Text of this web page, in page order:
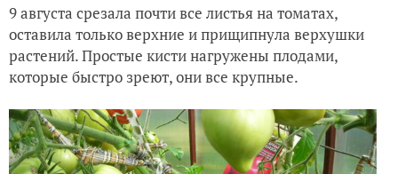
9 августа срезала почти все листья на томатах,
оставила только верхние и прищипнула верхушки
растений. Простые кисти нагружены плодами,
которые быстро зреют, они все крупные.